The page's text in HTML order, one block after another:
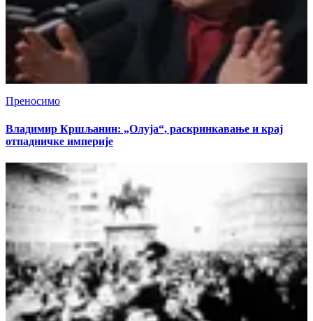
Преносимо
Владимир Кршљанин: „Олуја“, раскринкавање и крај
отпадничке империје